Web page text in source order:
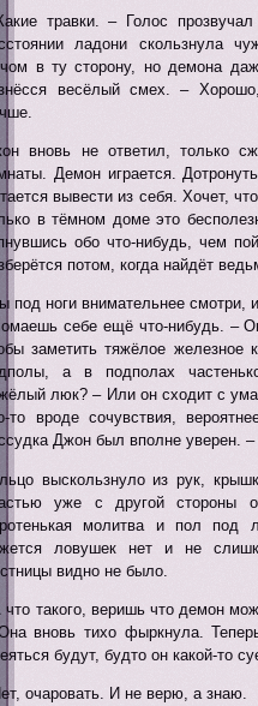
травки. – Голос
ладони скользнула
в ту сторону, но демона
весёлый смех. –
вновь не ответил, только
Демон играется.
вывести из себя. Хочет,
в тёмном доме это
обо что-нибудь, чем
потом, когда найдёт
под ноги внимательнее смотри,
себе ещё что-нибудь. –
заметить тяжёлое железное
а в подполах
люк? – Или он сходит с
то вроде сочувствия,
Джон был вполне уверен. –
выскользнуло из рук,
уже с другой
молитва и пол под
ловушек нет и не
видно не было.
что такого, веришь что демон
вновь тихо фыркнула.
будут, будто он какой-то
очаровать. И не верю, а знаю.